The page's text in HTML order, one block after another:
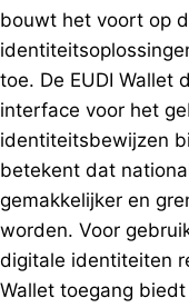
bouwt het voort op
toe. De EUDI Wallet
interface voor het
identiteitsbewijzen
betekent dat
gemakkelijker en
worden. Voor
digitale identiteiten
Wallet toegang